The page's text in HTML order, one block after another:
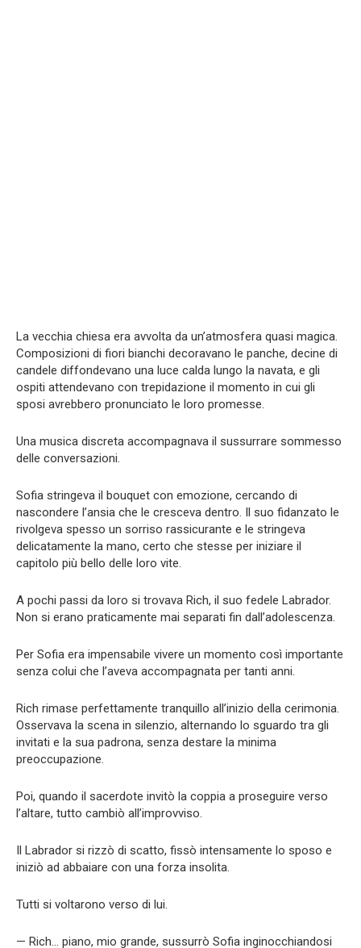
La vecchia chiesa era avvolta da un’atmosfera quasi magica.
Composizioni di fiori bianchi decoravano le panche, decine di
candele diffondevano una luce calda lungo la navata, e gli
ospiti attendevano con trepidazione il momento in cui gli
sposi avrebbero pronunciato le loro promesse.
Una musica discreta accompagnava il sussurrare sommesso
delle conversazioni.
Sofia stringeva il bouquet con emozione, cercando di
nascondere l’ansia che le cresceva dentro. Il suo fidanzato le
rivolgeva spesso un sorriso rassicurante e le stringeva
delicatamente la mano, certo che stesse per iniziare il
capitolo più bello delle loro vite.
A pochi passi da loro si trovava Rich, il suo fedele Labrador.
Non si erano praticamente mai separati fin dall’adolescenza.
Per Sofia era impensabile vivere un momento così importante
senza colui che l’aveva accompagnata per tanti anni.
Rich rimase perfettamente tranquillo all’inizio della cerimonia.
Osservava la scena in silenzio, alternando lo sguardo tra gli
invitati e la sua padrona, senza destare la minima
preoccupazione.
Poi, quando il sacerdote invitò la coppia a proseguire verso
l’altare, tutto cambiò all’improvviso.
Il Labrador si rizzò di scatto, fissò intensamente lo sposo e
iniziò ad abbaiare con una forza insolita.
Tutti si voltarono verso di lui.
— Rich… piano, mio grande, sussurrò Sofia inginocchiandosi